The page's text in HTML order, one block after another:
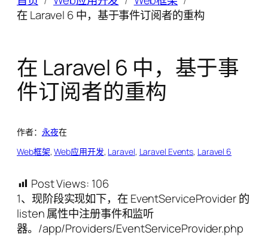
在 Laravel 6 中，基于事件订阅者的重构
在 Laravel 6 中，基于事
件订阅者的重构
作者： 永夜在
Web框架, Web应用开发, Laravel, Laravel Events, Laravel 6
Post Views: 106
1、现阶段实现如下，在 EventServiceProvider 的
listen 属性中注册事件和监听
器。/app/Providers/EventServiceProvider.php